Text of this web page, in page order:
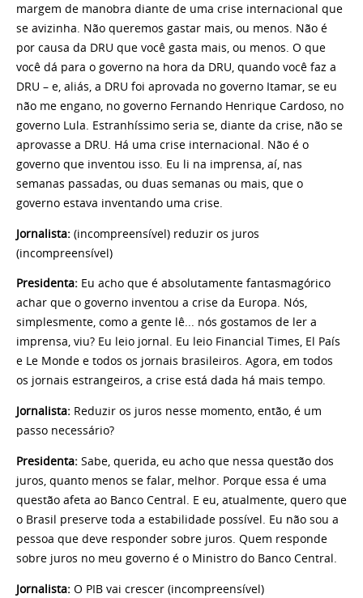
margem de manobra diante de uma crise internacional que
se avizinha. Não queremos gastar mais, ou menos. Não é
por causa da DRU que você gasta mais, ou menos. O que
você dá para o governo na hora da DRU, quando você faz a
DRU – e, aliás, a DRU foi aprovada no governo Itamar, se eu
não me engano, no governo Fernando Henrique Cardoso, no
governo Lula. Estranhíssimo seria se, diante da crise, não se
aprovasse a DRU. Há uma crise internacional. Não é o
governo que inventou isso. Eu li na imprensa, aí, nas
semanas passadas, ou duas semanas ou mais, que o
governo estava inventando uma crise.
Jornalista: (incompreensível) reduzir os juros
(incompreensível)
Presidenta: Eu acho que é absolutamente fantasmagórico
achar que o governo inventou a crise da Europa. Nós,
simplesmente, como a gente lê... nós gostamos de ler a
imprensa, viu? Eu leio jornal. Eu leio Financial Times, El País
e Le Monde e todos os jornais brasileiros. Agora, em todos
os jornais estrangeiros, a crise está dada há mais tempo.
Jornalista: Reduzir os juros nesse momento, então, é um
passo necessário?
Presidenta: Sabe, querida, eu acho que nessa questão dos
juros, quanto menos se falar, melhor. Porque essa é uma
questão afeta ao Banco Central. E eu, atualmente, quero que
o Brasil preserve toda a estabilidade possível. Eu não sou a
pessoa que deve responder sobre juros. Quem responde
sobre juros no meu governo é o Ministro do Banco Central.
Jornalista: O PIB vai crescer (incompreensível)